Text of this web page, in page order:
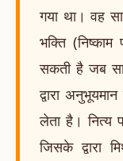
गया था। वह
भक्ति
सकती है जब
द्वारा
लेता है। नित्य
जिसके द्वारा